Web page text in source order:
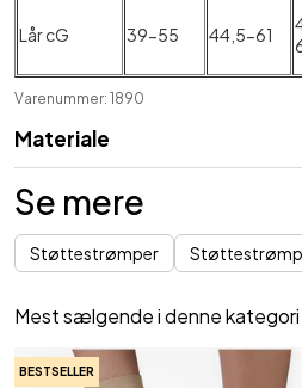
Lår cG 39-55 44,5-61
Varenummer: 1890
Materiale
Se mere
Støttestrømper
Mest sælgende i denne kategori
BESTSELLER